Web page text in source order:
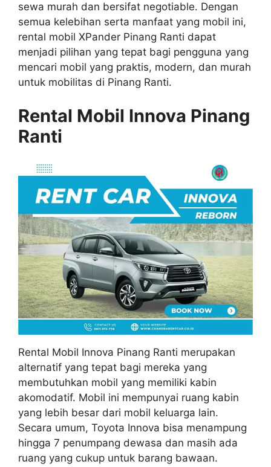
sewa murah dan bersifat negotiable. Dengan
semua kelebihan serta manfaat yang mobil ini,
rental mobil XPander Pinang Ranti dapat
menjadi pilihan yang tepat bagi pengguna yang
mencari mobil yang praktis, modern, dan murah
untuk mobilitas di Pinang Ranti.
Rental Mobil Innova Pinang
Ranti
Rental Mobil Innova Pinang Ranti merupakan
alternatif yang tepat bagi mereka yang
membutuhkan mobil yang memiliki kabin
akomodatif. Mobil ini mempunyai ruang kabin
yang lebih besar dari mobil keluarga lain.
Secara umum, Toyota Innova bisa menampung
hingga 7 penumpang dewasa dan masih ada
ruang yang cukup untuk barang bawaan.